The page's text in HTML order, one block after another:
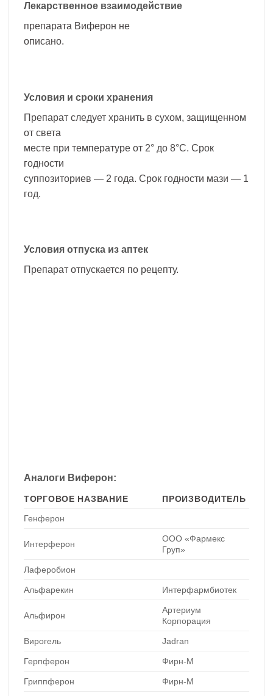
Лекарственное взаимодействие
препарата Виферон не
описано.
Условия и сроки хранения
Препарат следует хранить в сухом, защищенном
от света
месте при температуре от 2° до 8°С. Срок
годности
суппозиториев — 2 года. Срок годности мази — 1
год.
Условия отпуска из аптек
Препарат отпускается по рецепту.
Аналоги Виферон:
ТОРГОВОЕ НАЗВАНИЕ
ПРОИЗВОДИТЕЛЬ
Генферон
Интерферон
ООО «Фармекс
Груп»
Лаферобион
Альфарекин Интерфармбиотек
Альфирон
Артериум
Корпорация
Вирогель Jadran
Герпферон Фирн-М
Гриппферон Фирн-М